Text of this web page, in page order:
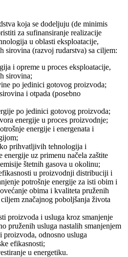
koja se dodeljuju (de minimis
za sufinansiranje realizacije
u oblasti eksploatacije,
sirovina (razvoj rudarstva) sa ciljem:
i opreme u proces eksploatacije,
sirovina;
po jedinici gotovog proizvoda;
i otpada (posebno
po jedinici gotovog proizvoda;
energije u proces proizvodnje;
energije i energenata i
prihvatljivih tehnologija i
energije uz primenu načela zaštite
štetnih gasova u okolinu;
u proizvodnji distribuciji i
potrošnje energije za isti obim i
obima i kvaliteta pruženih
značajnog poboljšanja života
proizvoda i usluga kroz smanjenje
pruženih usluga nastalih smanjenjem
odnosno usluga
efikasnosti;
u energetiku.